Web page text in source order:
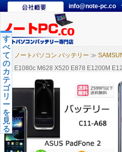
info@note-pc.co
ノートパソコン バッテリー ≫
E1080c M628 X520 E878 E1200M
す
べ
て
の
カ
テ
ゴ
リ
ー
を
見
る